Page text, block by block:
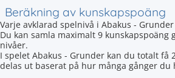
Beräkning av kunskapspoäng
Varje avklarad spelnivå i Abakus -
Du kan samla maximalt 9 kunskapspoäng
nivåer.
I spelet Abakus - Grunder kan du totalt få
delas ut baserat på hur många gånger du